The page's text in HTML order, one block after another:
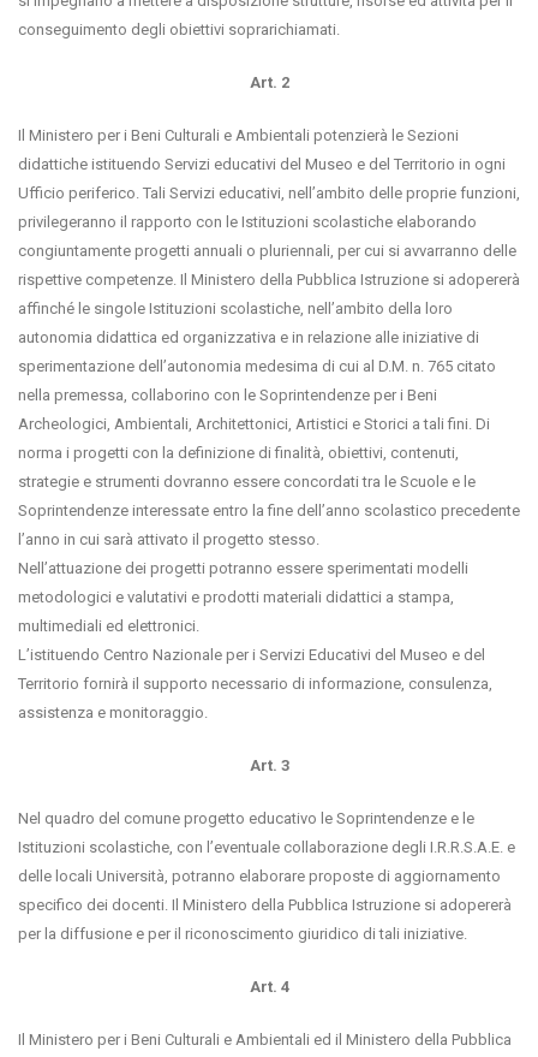
conseguimento degli obiettivi soprarichiamati.
Art. 2
Il Ministero per i Beni Culturali e Ambientali potenzierà le Sezioni
didattiche istituendo Servizi educativi del Museo e del Territorio in ogni
Ufficio periferico. Tali Servizi educativi, nell’ambito delle proprie funzioni,
privilegeranno il rapporto con le Istituzioni scolastiche elaborando
congiuntamente progetti annuali o pluriennali, per cui si avvarranno delle
rispettive competenze. Il Ministero della Pubblica Istruzione si adopererà
affinché le singole Istituzioni scolastiche, nell’ambito della loro
autonomia didattica ed organizzativa e in relazione alle iniziative di
sperimentazione dell’autonomia medesima di cui al D.M. n. 765 citato
nella premessa, collaborino con le Soprintendenze per i Beni
Archeologici, Ambientali, Architettonici, Artistici e Storici a tali fini. Di
norma i progetti con la definizione di finalità, obiettivi, contenuti,
strategie e strumenti dovranno essere concordati tra le Scuole e le
Soprintendenze interessate entro la fine dell’anno scolastico precedente
l’anno in cui sarà attivato il progetto stesso.
Nell’attuazione dei progetti potranno essere sperimentati modelli
metodologici e valutativi e prodotti materiali didattici a stampa,
multimediali ed elettronici.
L’istituendo Centro Nazionale per i Servizi Educativi del Museo e del
Territorio fornirà il supporto necessario di informazione, consulenza,
assistenza e monitoraggio.
Art. 3
Nel quadro del comune progetto educativo le Soprintendenze e le
Istituzioni scolastiche, con l’eventuale collaborazione degli I.R.R.S.A.E. e
delle locali Università, potranno elaborare proposte di aggiornamento
specifico dei docenti. Il Ministero della Pubblica Istruzione si adopererà
per la diffusione e per il riconoscimento giuridico di tali iniziative.
Art. 4
Il Ministero per i Beni Culturali e Ambientali ed il Ministero della Pubblica